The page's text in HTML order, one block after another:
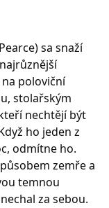
sa snaží
poloviční
stolařským
nechtějí být
ho jeden z
odmítne ho.
zemře a
temnou
za sebou.